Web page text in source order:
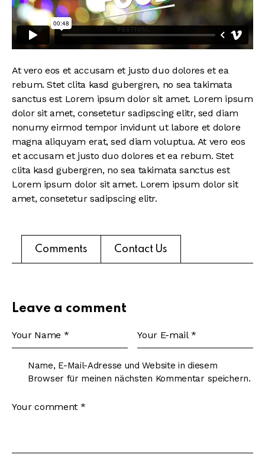
At vero eos et accusam et justo duo dolores et ea
rebum. Stet clita kasd gubergren, no sea takimata
sanctus est Lorem ipsum dolor sit amet. Lorem ipsum
dolor sit amet, consetetur sadipscing elitr, sed diam
nonumy eirmod tempor invidunt ut labore et dolore
magna aliquyam erat, sed diam voluptua. At vero eos
et accusam et justo duo dolores et ea rebum. Stet
clita kasd gubergren, no sea takimata sanctus est
Lorem ipsum dolor sit amet. Lorem ipsum dolor sit
amet, consetetur sadipscing elitr.
Comments Contact Us
Leave a comment
Name, E-Mail-Adresse und Website in diesem
Browser für meinen nächsten Kommentar speichern.